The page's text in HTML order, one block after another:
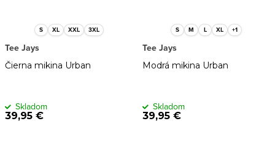
S XL XXL 3XL
Čierna mikina Urban
Tee Jays
39,95 €
Skladom
S M L XL +1
Modrá mikina Urban
Tee Jays
39,95 €
Skladom